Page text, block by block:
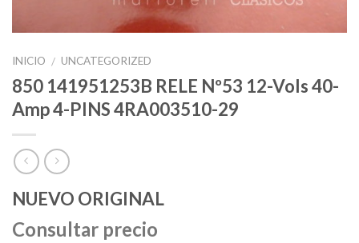
INICIO / UNCATEGORIZED
850 141951253B RELE Nº53 12-Vols 40-
Amp 4-PINS 4RA003510-29
NUEVO ORIGINAL
Consultar precio